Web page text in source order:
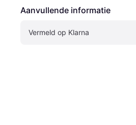
Aanvullende informatie
Vermeld op Klarna